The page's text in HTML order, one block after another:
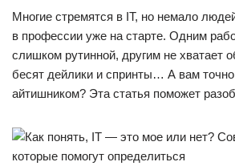
Многие стремятся в IT, но немало
в профессии уже на старте. Одним
слишком рутинной, другим не хватает
бесят дейлики и спринты… А вам точно
айтишником? Эта статья поможет